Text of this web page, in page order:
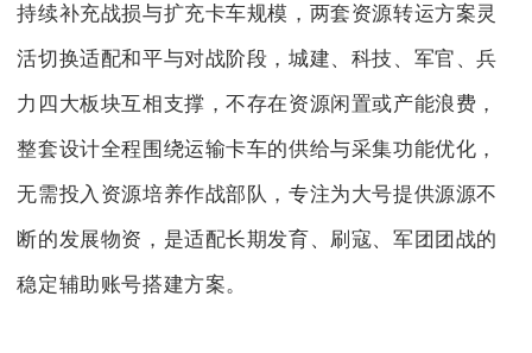
持续补充战损与扩充卡车规模，两套资源转运方案灵
活切换适配和平与对战阶段，城建、科技、军官、兵
力四大板块互相支撑，不存在资源闲置或产能浪费，
整套设计全程围绕运输卡车的供给与采集功能优化，
无需投入资源培养作战部队，专注为大号提供源源不
断的发展物资，是适配长期发育、刷寇、军团团战的
稳定辅助账号搭建方案。